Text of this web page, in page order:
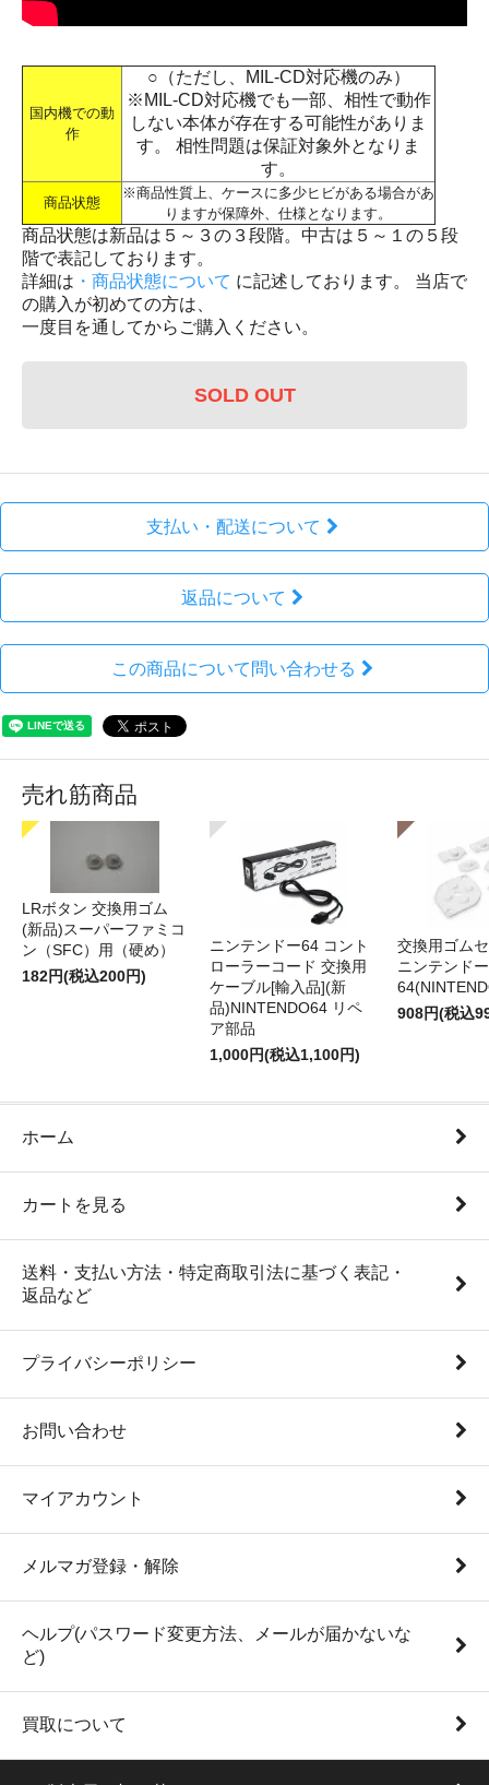
国内機での動
作
○（ただし、MIL-CD対応機のみ）
※MIL-CD対応機でも一部、相性で動作
しない本体が存在する可能性がありま
す。 相性問題は保証対象外となりま
す。
商品状態
※商品性質上、ケースに多少ヒビがある場合があ
りますが保障外、仕様となります。
商品状態は新品は５～３の３段階。中古は５～１の５段
階で表記しております。
詳細は ・商品状態について に記述しております。 当店で
の購入が初めての方は、
一度目を通してからご購入ください。
SOLD OUT
支払い・配送について
返品について
この商品について問い合わせる
売れ筋商品
LRボタン 交換用ゴム
(新品)スーパーファミコ
ン（SFC）用（硬め）
182円(税込200円)
ニンテンドー64 コント
ローラーコード 交換用
ケーブル[輸入品](新
品)NINTENDO64 リペ
ア部品
1,000円(税込1,100円)
交換用ゴム
ニンテンドー
908円(税込
ホーム
カートを見る
送料・支払い方法・特定商取引法に基づく表記・
返品など
プライバシーポリシー
お問い合わせ
マイアカウント
メルマガ登録・解除
ヘルプ(パスワード変更方法、メールが届かないな
ど)
買取について